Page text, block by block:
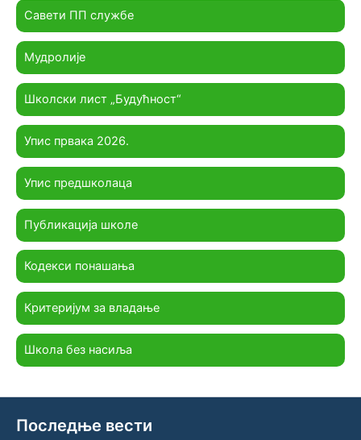
Савети ПП службе
Мудролије
Школски лист „Будућност“
Упис првака 2026.
Упис предшколаца
Публикација школе
Кодекси понашања
Критеријум за владање
Школа без насиља
Последње вести